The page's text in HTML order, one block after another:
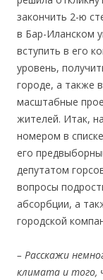
закончить 2-ю
в Бар-Иланском
вступить в его
уровень,
городе, а также
масштабные
жителей. Итак,
номером в
его
депутатом
вопросы
абсорбции, а
городской
– Расскажи
климата и того,